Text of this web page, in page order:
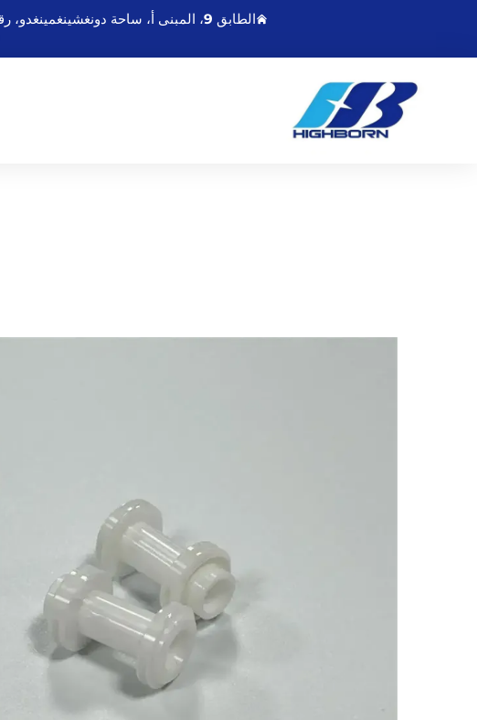
الطابق 9، المبنى أ، ساحة دونغشينغمينغدو، رقم 21 طريق تشاويانغ الشرقي، لينيונגانغ جيانغسو، الصين